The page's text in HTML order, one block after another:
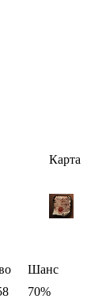
Карта
Шанс
70%